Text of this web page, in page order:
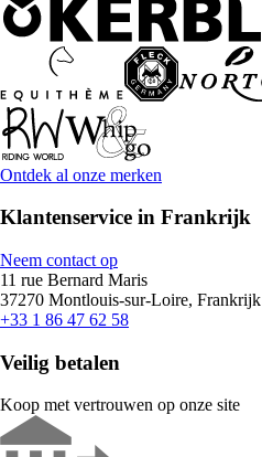
Ontdek al onze merken
Klantenservice in Frankrijk
Neem contact op
11 rue Bernard Maris
37270 Montlouis-sur-Loire, Frankrijk
+33 1 86 47 62 58
Veilig betalen
Koop met vertrouwen op onze site